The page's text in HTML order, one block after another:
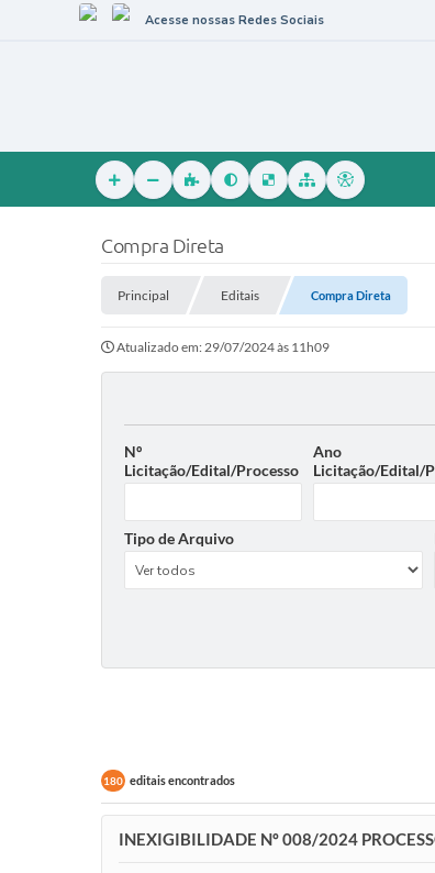
Acesse nossas Redes Sociais
Compra Direta
Principal Editais Compra Direta
Atualizado em: 29/07/2024 às 11h09
Nº
Licitação/Edital/Processo
Ano
Licitação/Edital/
Tipo de Arquivo
180 editais encontrados
INEXIGIBILIDADE Nº 008/2024